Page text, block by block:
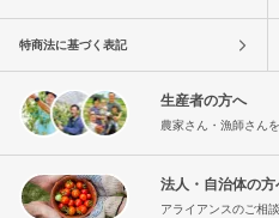
特商法に基づく表記
生産者の方へ
農家さん・漁師さん
法人・自治体の方
アライアンスのご相